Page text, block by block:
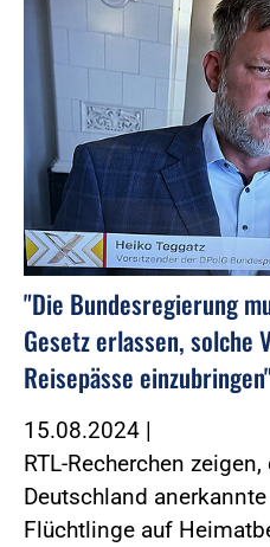
"Die Bundesregierung
Gesetz erlassen, solche
Reisepässe
15.08.2024 |
RTL-Recherchen
Deutschland
Flüchtlinge auf